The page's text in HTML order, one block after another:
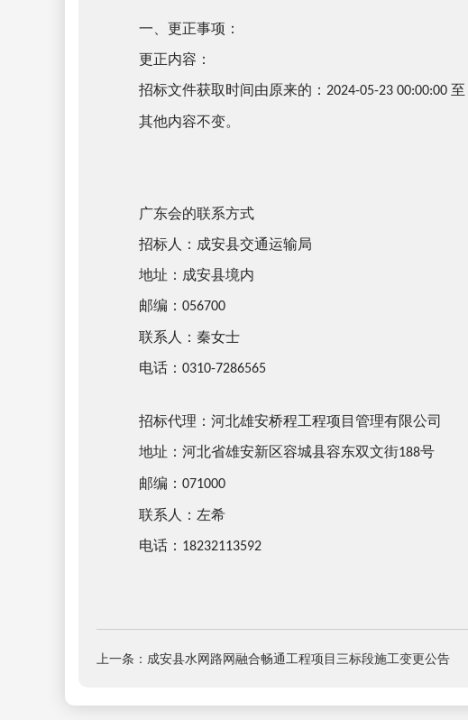
一、更正事项：
更正内容：
招标文件获取时间由原来的： 2024-05-23 00:00:00 至
其他内容不变。
广东会的联系方式
招标人：成安县交通运输局
地址：成安县境内
邮编： 056700
联系人： 秦女士
电话： 0310-7286565
招标代理：河北雄安桥程工程项目管理有限公司
地址：河北省雄安新区容城县容东双文街188号
邮编： 071000
联系人：左希
电话： 18232113592
上一条：成安县水网路网融合畅通工程项目三标段施工变更公告